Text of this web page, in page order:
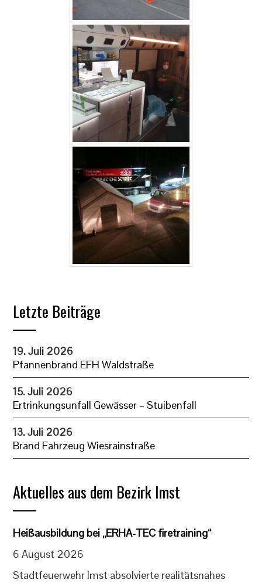
Letzte Beiträge
19. Juli 2026
Pfannenbrand EFH Waldstraße
15. Juli 2026
Ertrinkungsunfall Gewässer – Stuibenfall
13. Juli 2026
Brand Fahrzeug Wiesrainstraße
Aktuelles aus dem Bezirk Imst
Heißausbildung bei „ERHA-TEC firetraining“
6 August 2026
Stadtfeuerwehr Imst absolvierte realitätsnahes